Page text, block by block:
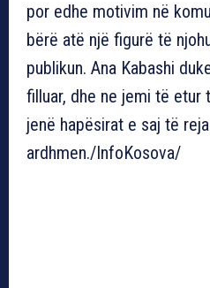
por edhe motivim në
bërë atë një figurë të
publikun. Ana Kabashi
filluar, dhe ne jemi të etur
jenë hapësirat e saj të
ardhmen./InfoKosova/